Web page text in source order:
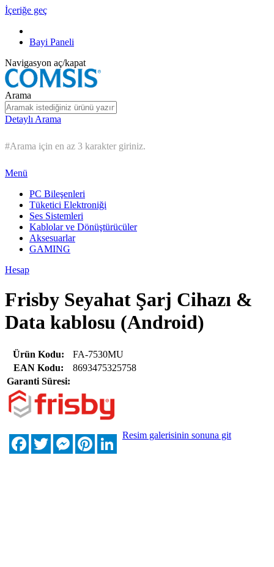
İçeriğe geç
Bayi Paneli
Navigasyon aç/kapat
Arama
Detaylı Arama
#Arama için en az 3 karakter giriniz.
Menü
PC Bileşenleri
Tüketici Elektroniği
Ses Sistemleri
Kablolar ve Dönüştürücüler
Aksesuarlar
GAMING
Hesap
Frisby Seyahat Şarj Cihazı &
Data kablosu (Android)
Ürün Kodu:
FA-7530MU
EAN Kodu:
8693475325758
Garanti Süresi:
FacebookTwitterMessengerPinterestLinkedIn
Resim galerisinin sonuna git